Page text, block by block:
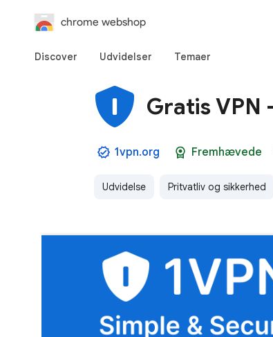
chrome webshop
Discover Udvidelser Temaer
Gratis VPN
1vpn.org Fremhævede
Udvidelse Pritvatliv og sikkerhed